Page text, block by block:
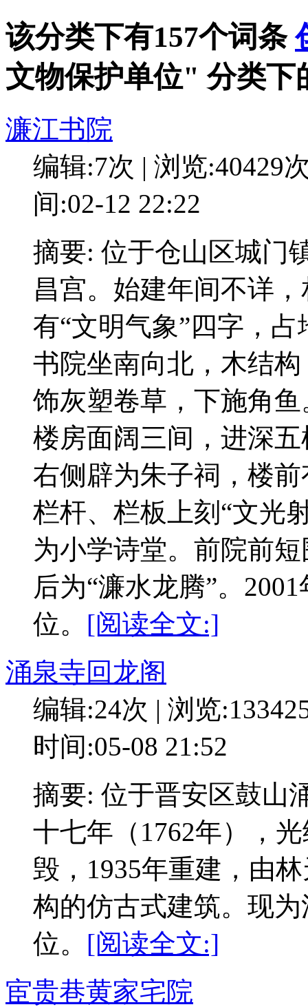
该分类下有157个词条
文物保护单位" 分类下
濂江书院
编辑:7次 | 浏览:40429
间:02-12 22:22
摘要: 位于仓山区城门
昌宫。始建年间不详
有“文明气象”四字，
书院坐南向北，木结
饰灰塑卷草，下施角
楼房面阔三间，进深
右侧辟为朱子祠，楼
栏杆、栏板上刻“文光
为小学诗堂。前院前
后为“濂水龙腾”。
位。 [阅读全文:]
涌泉寺回龙阁
编辑:24次 | 浏览
时间:05-08 21:52
摘要: 位于晋安区鼓山
十七年（1762年），
毁，1935年重建，由
构的仿古式建筑。现
位。 [阅读全文:]
宦贵巷黄家宅院